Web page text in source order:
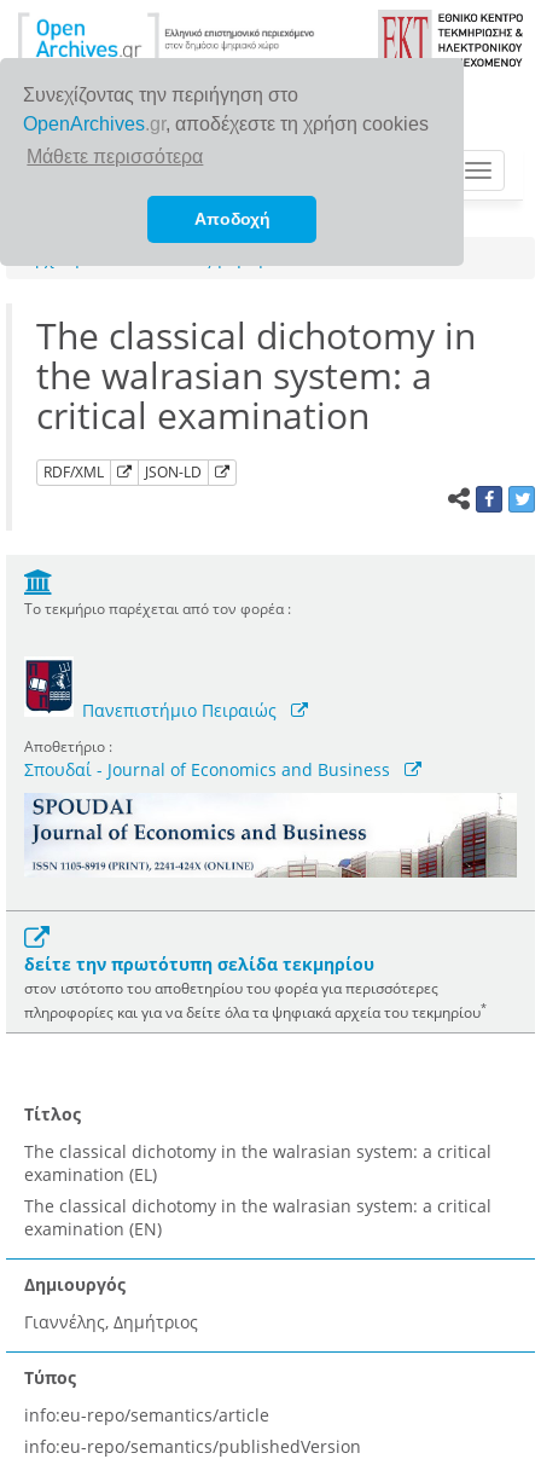
Συνεχίζοντας την περιήγηση στο
OpenArchives.gr, αποδέχεστε τη χρήση cookies
Μάθετε περισσότερα
Αποδοχή
Toggle
The classical dichotomy in
the walrasian system: a
critical examination
RDF/XML JSON-LD
Το τεκμήριο παρέχεται από τον φορέα :
Πανεπιστήμιο Πειραιώς
Αποθετήριο :
Σπουδαί - Journal of Economics and Business
δείτε την πρωτότυπη σελίδα τεκμηρίου
στον ιστότοπο του αποθετηρίου του φορέα για περισσότερες
πληροφορίες και για να δείτε όλα τα ψηφιακά αρχεία του τεκμηρίου*
Τίτλος
The classical dichotomy in the walrasian system: a critical
examination (EL)
The classical dichotomy in the walrasian system: a critical
examination (EN)
Δημιουργός
Γιαννέλης, Δημήτριος
Τύπος
info:eu-repo/semantics/article
info:eu-repo/semantics/publishedVersion